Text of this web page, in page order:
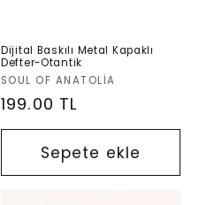
Dijital Baskılı Metal Kapaklı
Defter-Otantik
Satıcı:
SOUL OF ANATOLIA
Normal
fiyat
199.00 TL
Sepete ekle